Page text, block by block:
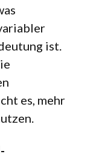
ist.
es, mehr